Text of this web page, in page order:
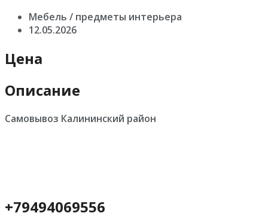
Мебель / предметы интерьера
12.05.2026
Цена
Описание
Самовывоз Калининский район
+79494069556